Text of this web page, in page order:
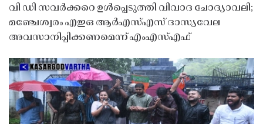
വി ഡി സവർക്കറെ ഉൾപ്പെടുത്തി വിവാദ ചോദ്യാവലി;
മഞ്ചേശ്വരം എഇഒ ആർഎസ്എസ് ദാസ്യവേല
അവസാനിപ്പിക്കണമെന്ന് എംഎസ്എഫ്